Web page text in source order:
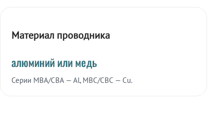
Материал проводника
алюминий или медь
Серии МВА/СВА — Al, МВС/СВС — Cu.